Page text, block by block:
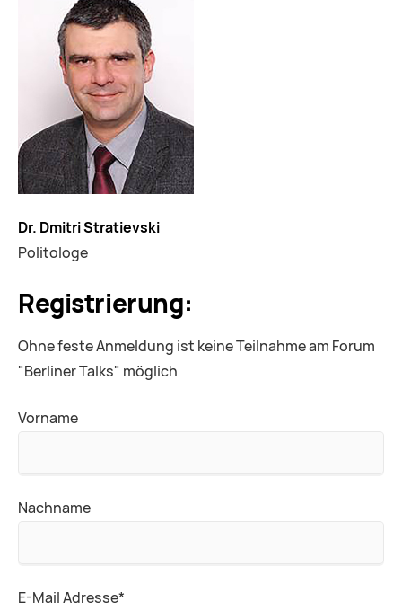
Dr. Dmitri Stratievski
Politologe
Registrierung:
Ohne feste Anmeldung ist keine Teilnahme am Forum
"Berliner Talks" möglich
Vorname
Nachname
Pflichtfeld
E-Mail Adresse*